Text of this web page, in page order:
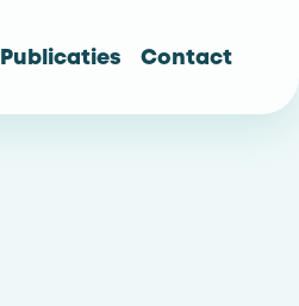
Publicaties Contact